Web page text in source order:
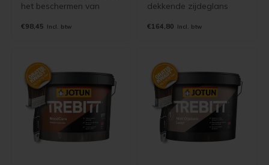
het beschermen van
en onbehandeld hout
waterdampdoorlatend
en bladdert niet.
€98,45 Incl. btw
dekkende zijdeglans
kozijnen, deuren,
dakkapellen.
€164,80 Incl. btw